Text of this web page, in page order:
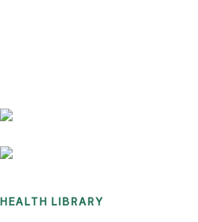
HEALTH LIBRARY